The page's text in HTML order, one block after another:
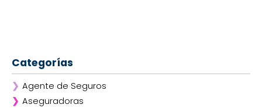
Categorías
❯ Agente de Seguros
❯ Aseguradoras